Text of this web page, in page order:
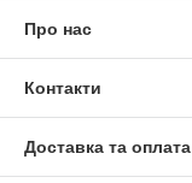
Про нас
Контакти
Доставка та оплата